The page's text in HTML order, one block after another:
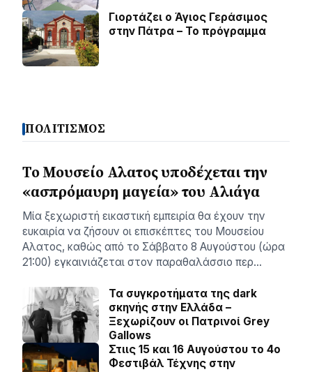
Γιορτάζει ο Άγιος Γεράσιμος
στην Πάτρα – Το πρόγραμμα
ΠΟΛΙΤΙΣΜΟΣ
Το Μουσείο Αλατος υποδέχεται την
«ασπρόμαυρη μαγεία» του Αλιάγα
Μία ξεχωριστή εικαστική εμπειρία θα έχουν την
ευκαιρία να ζήσουν οι επισκέπτες του Μουσείου
Αλατος, καθώς από το Σάββατο 8 Αυγούστου (ώρα
21:00) εγκαινιάζεται στον παραθαλάσσιο περ…
Τα συγκροτήματα της dark
σκηνής στην Ελλάδα –
Ξεχωρίζουν οι Πατρινοί Grey
Gallows
Στιις 15 και 16 Αυγούστου το 4ο
Φεστιβάλ Τέχνης στην